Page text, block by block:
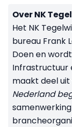
Over NK
Het NK
bureau Frank
Doen en
Infrastructuur
maakt deel
Nederland